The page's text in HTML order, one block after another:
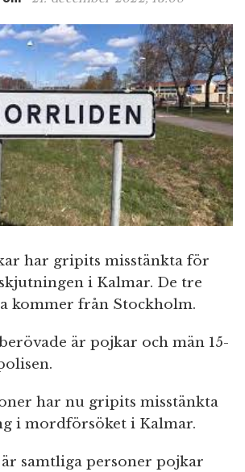
har gripits misstänkta för
i Kalmar. De tre
kommer från Stockholm.
är pojkar och män 15-
har nu gripits misstänkta
i mordförsöket i Kalmar.
samtliga personer pojkar